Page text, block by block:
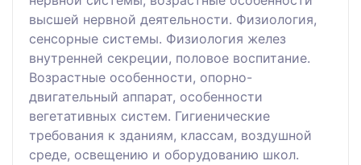
высшей нервной деятельности. Физиология,
сенсорные системы. Физиология желез
внутренней секреции, половое воспитание.
Возрастные особенности, опорно-
двигательный аппарат, особенности
вегетативных систем. Гигиенические
требования к зданиям, классам, воздушной
среде, освещению и оборудованию школ.